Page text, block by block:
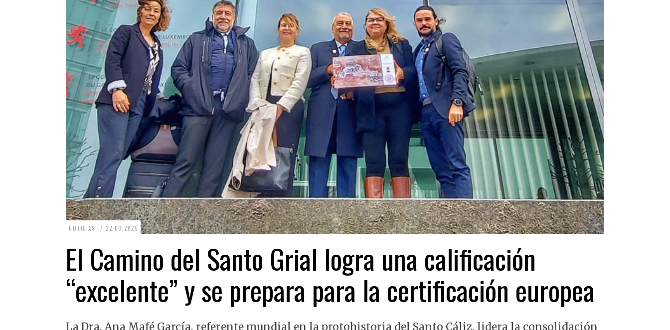
NOTICIAS 22.08.2025 2
.
0
0
El Camino del Santo Grial logra una calificación
“excelente” y se prepara para la certificación europea
La Dra. Ana Mafé García, referente mundial en la protohistoria del Santo Cáliz, lidera la consolidación